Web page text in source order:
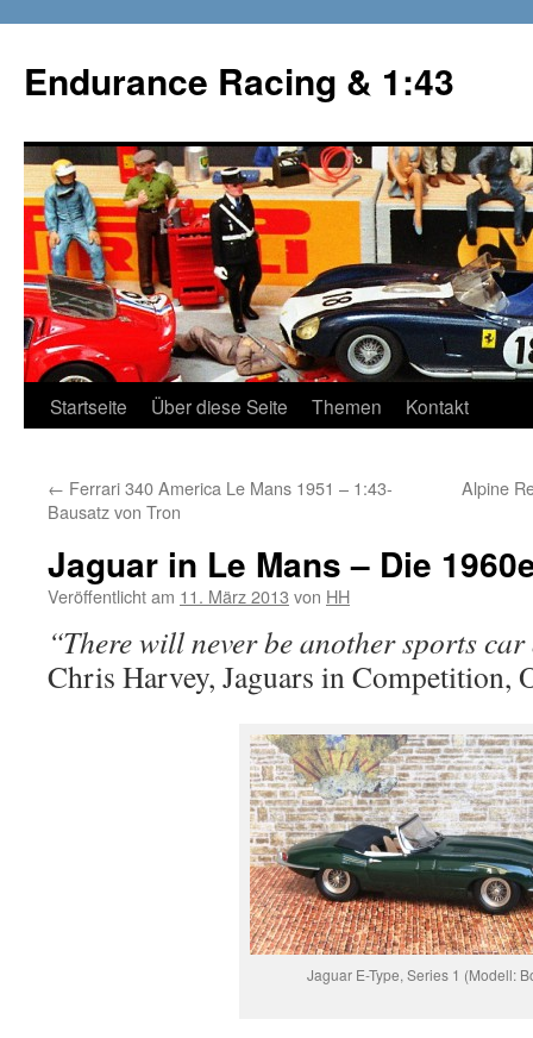
springen
Endurance Racing & 1:43
Startseite Über diese Seite Themen Kontakt
← Ferrari 340 America Le Mans 1951 – 1:43-
Bausatz von Tron
Alpine
Jaguar in Le Mans – Die
Veröffentlicht am 11. März 2013 von HH
“There will never be another sports
Chris Harvey, Jaguars in Competition,
Jaguar E-Type, Series 1 (Modell: